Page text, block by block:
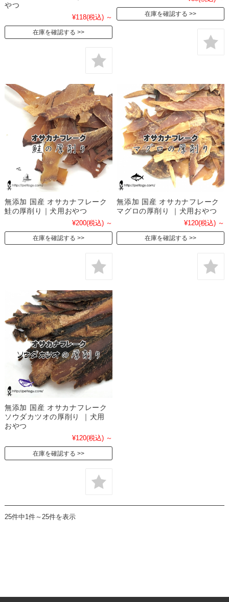
やつ
¥118(税込) ～
在庫を確認する
在庫を確認する
無添加 国産 オサカナフレーク
鮭の厚削り｜犬用おやつ
¥200(税込) ～
在庫を確認する
無添加 国産 オサカナフレーク
マグロの厚削り ｜犬用おやつ
¥120(税込) ～
在庫を確認する
無添加 国産 オサカナフレーク
ソウダカツオの厚削り ｜犬用
おやつ
¥120(税込) ～
在庫を確認する
25件中1件～25件を表示